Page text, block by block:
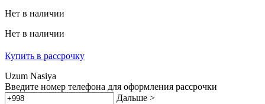
Нет в наличии
Нет в наличии
Купить в рассрочку
Uzum Nasiya
Введите номер телефона для оформления рассрочки
Дальше >